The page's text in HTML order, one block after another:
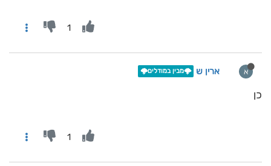
1
א ארין ש 🌩️מבין במודלים🌩️
כן
1